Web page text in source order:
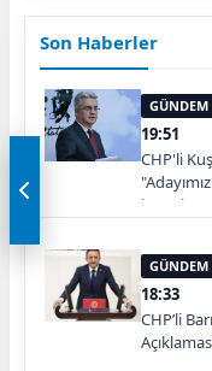
Son Haberler
GÜNDEM
19:51
CHP'li
GÜNDEM
18:33
CHP’li